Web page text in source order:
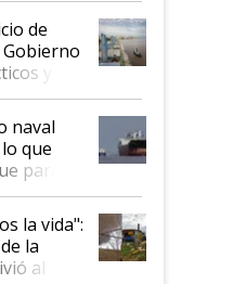
de
y
naval
que
parado
la vida":
la
al